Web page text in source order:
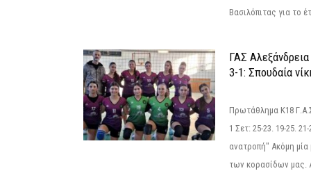
Βασιλόπιτας για το
ΓΑΣ
3-1: Σπουδαία
Πρωτάθλημα Κ18
1 Σετ: 25-23. 19-25.
ανατροπή" Ακόμη μία
των κορασίδων μας.